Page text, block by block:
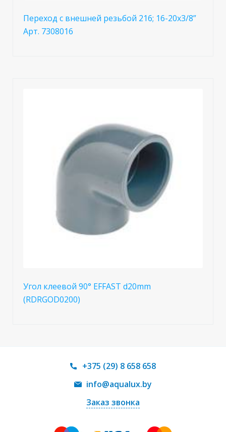
Переход с внешней резьбой 216; 16-20x3/8”
Арт. 7308016
Угол клеевой 90° EFFAST d20mm
(RDRGOD0200)
+375 (29) 8 658 658
info@aqualux.by
Заказ звонка